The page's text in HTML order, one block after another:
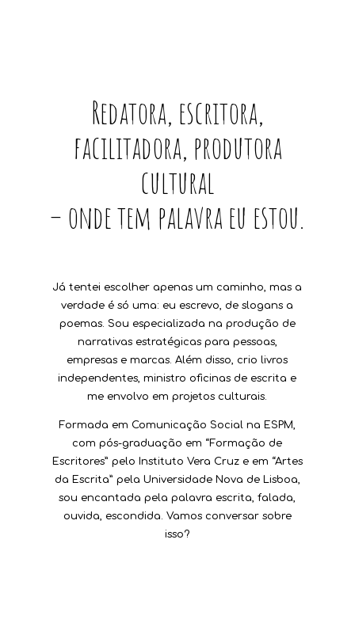
Redatora, escritora,
facilitadora, produtora
cultural
– onde tem palavra eu estou.
Já tentei escolher apenas um caminho, mas a
verdade é só uma: eu escrevo, de slogans a
poemas. Sou especializada na produção de
narrativas estratégicas para pessoas,
empresas e marcas. Além disso, crio livros
independentes, ministro oficinas de escrita e
me envolvo em projetos culturais.
Formada em Comunicação Social na ESPM,
com pós-graduação em “Formação de
Escritores” pelo Instituto Vera Cruz e em “Artes
da Escrita” pela Universidade Nova de Lisboa,
sou encantada pela palavra escrita, falada,
ouvida, escondida. Vamos conversar sobre
isso?